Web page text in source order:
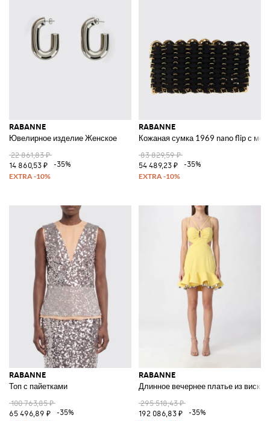
RABANNE
Ювелирное изделие Женское
22 861,83 ₽
14 860,53 ₽
-35%
RABANNE
Кожаная сумка 1969 nano flip с
83 829,59 ₽
54 489,23 ₽
-35%
RABANNE
Топ с пайетками
100 763,85 ₽
65 496,89 ₽
-35%
RABANNE
Длинное вечернее платье из
295 518,43 ₽
192 086,83 ₽
-35%